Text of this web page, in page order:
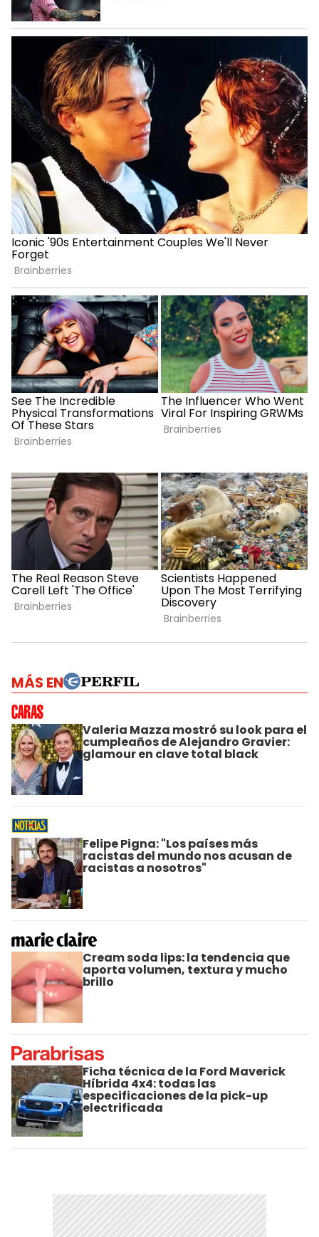
MÁS EN
Valeria Mazza mostró su look para el
cumpleaños de Alejandro Gravier:
glamour en clave total black
Felipe Pigna: "Los países más
racistas del mundo nos acusan de
racistas a nosotros"
Cream soda lips: la tendencia que
aporta volumen, textura y mucho
brillo
Ficha técnica de la Ford Maverick
Híbrida 4x4: todas las
especificaciones de la pick-up
electrificada